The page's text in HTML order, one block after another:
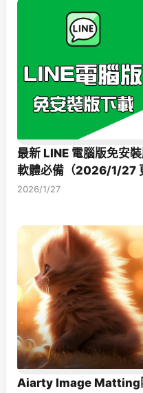
最新 LINE 電腦版免安
軟體必備（2026/1/27
2026/1/27
Aiarty Image Matting